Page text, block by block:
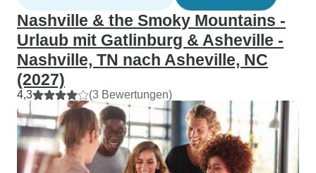
Nashville & the Smoky Mountains -
Urlaub mit Gatlinburg & Asheville -
Nashville, TN nach Asheville, NC
(2027)
4,3 (3 Bewertungen)